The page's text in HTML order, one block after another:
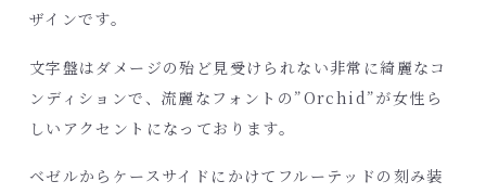
ザインです。
文字盤はダメージの殆ど見受けられない非常に綺麗なコ
ンディションで、流麗なフォントの”Orchid”が女性ら
しいアクセントになっております。
ベゼルからケースサイドにかけてフルーテッドの刻み装